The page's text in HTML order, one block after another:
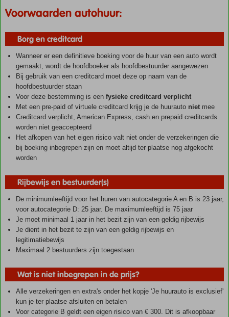
Voorwaarden autohuur:
Borg en creditcard
Wanneer er een definitieve boeking voor de huur van een auto wordt
gemaakt, wordt de hoofdboeker als hoofdbestuurder aangewezen
Bij gebruik van een creditcard moet deze op naam van de
hoofdbestuurder staan
Voor deze bestemming is een fysieke creditcard verplicht
Met een pre-paid of virtuele creditcard krijg je de huurauto nietmee
Creditcard verplicht, American Express, cash en prepaid creditcards
worden niet geaccepteerd
Het afkopen van het eigen risico valt niet onder de verzekeringen die
bij boeking inbegrepen zijn en moet altijd ter plaatse nog afgekocht
worden
Rijbewijs en bestuurder(s)
De minimumleeftijd voor het huren van autocategorie A en B is 23 jaar,
voor autocategorie D: 25 jaar. De maximumleeftijd is 75 jaar
Je moet minimaal 1 jaar in het bezit zijn van een geldig rijbewijs
Je dient in het bezit te zijn van een geldig rijbewijs en
legitimatiebewijs
Maximaal 2 bestuurders zijn toegestaan
Wat is niet inbegrepen in de prijs?
Alle verzekeringen en extra's onder het kopje 'Je huurauto is exclusief'
kun je ter plaatse afsluiten en betalen
Voor categorie B geldt een eigen risico van € 300. Dit is afkoopbaar